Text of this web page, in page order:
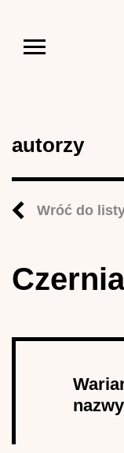
autorzy
Wróć do
nazwy